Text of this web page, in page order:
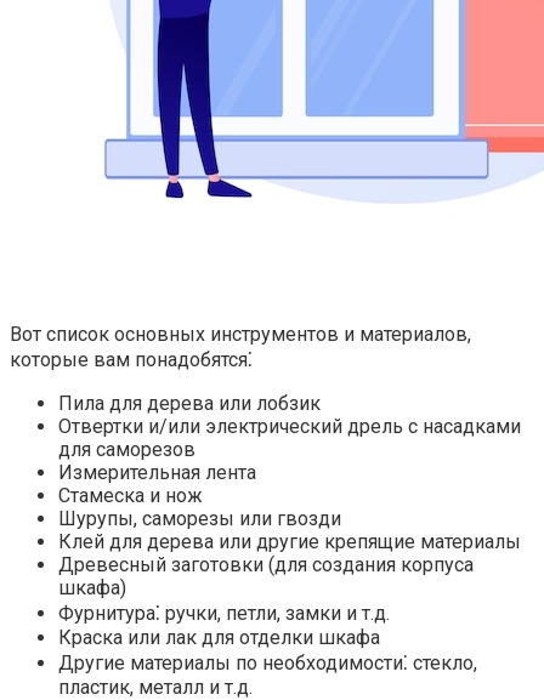
Вот список основных инструментов и материалов,
которые вам понадобятся⁚
Пила для дерева или лобзик
Отвертки и/или электрический дрель с насадками
для саморезов
Измерительная лента
Стамеска и нож
Шурупы, саморезы или гвозди
Клей для дерева или другие крепящие материалы
Древесный заготовки (для создания корпуса
шкафа)
Фурнитура⁚ ручки, петли, замки и т.​д.​
Краска или лак для отделки шкафа
Другие материалы по необходимости⁚ стекло,
пластик, металл и т.д.